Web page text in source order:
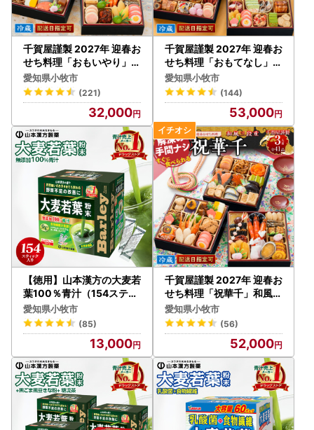
千賀屋謹製 2027年 迎春お
せち料理「おもいやり」和
風三段重 3人前 全38品 冷
蔵 おせち料理 [035S02]
愛知県小牧市
(221)
32,000
千賀屋謹製 2027年 迎春お
せち料理「おもてなし」和
風三段重 4～5人前 全58品
冷蔵 おせち料理 [035S04
]
愛知県小牧市
(144)
53,000
【徳用】山本漢方の大麦若
葉100％青汁（154スティ
ック入り）[027Y01]
愛知県小牧市
(85)
13,000
千賀屋謹製 2027年 迎春お
せち料理「祝華千」和風三
段重 3人前 全41品 冷蔵 お
せち料理 [035S03]
愛知県小牧市
(56)
52,000